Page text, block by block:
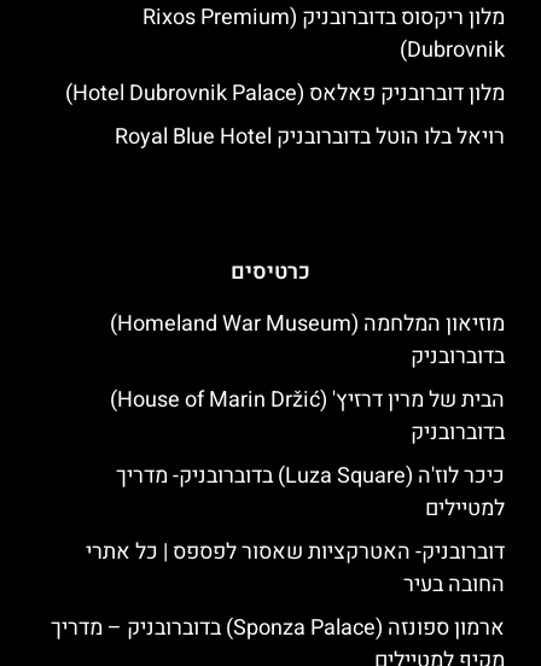
מלון ריקסוס בדוברובניק (Rixos Premium
Dubrovnik)
מלון דוברובניק פאלאס (Hotel Dubrovnik Palace)
רויאל בלו הוטל בדוברובניק Royal Blue Hotel
כרטיסים
מוזיאון המלחמה (Homeland War Museum)
בדוברובניק
הבית של מרין דרזיץ' (House of Marin Držić)
בדוברובניק
כיכר לוז'ה (Luza Square) בדוברובניק- מדריך
למטיילים
דוברובניק- האטרקציות שאסור לפספס | כל אתרי
החובה בעיר
ארמון ספונזה (Sponza Palace) בדוברובניק – מדריך